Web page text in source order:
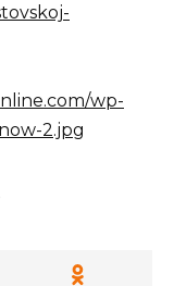
wp-
2.jpg